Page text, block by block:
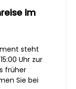
im
steht
Uhr zur
früher
Sie bei